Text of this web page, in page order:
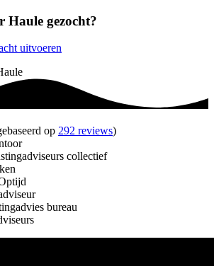
Haule gezocht?
uitvoeren
op 292 reviews)